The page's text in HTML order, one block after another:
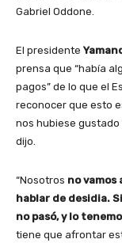
Gabriel Oddone.
El presidente
prensa que “había
pagos” de lo que el
reconocer que esto
nos hubiese gustado
dijo.
“Nosotros no
hablar de desidia.
no pasó, y lo
tiene que afrontar